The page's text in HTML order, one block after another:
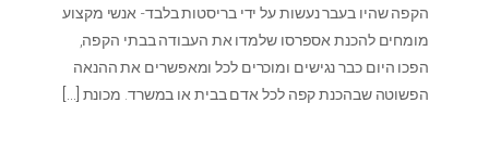
הקפה שהיו בעבר נעשות על ידי בריסטות בלבד- אנשי מקצוע
מומחים להכנת אספרסו שלמדו את העבודה בבתי הקפה,
הפכו היום כבר נגישים ומוכרים לכל ומאפשרים את ההנאה
הפשוטה שבהכנת קפה לכל אדם בבית או במשרד. מכונת […]